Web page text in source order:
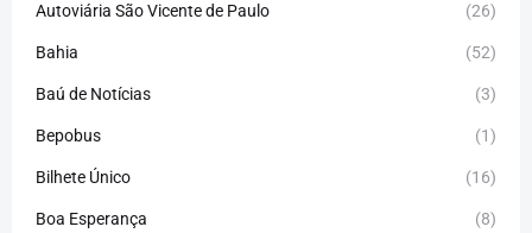
Autoviária São Vicente de Paulo (26)
Bahia (52)
Baú de Notícias (3)
Bepobus (1)
Bilhete Único (16)
Boa Esperança (8)